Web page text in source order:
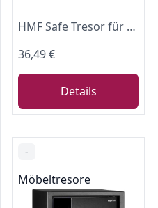
HMF Safe Tresor für Zuhause, Hotel oder Büro, Möbeltresor mit Zahlenschloss für DIN A5 Dokumente | 31 x 20 x 20 cm | Anthrazit
36,49 €
Details
-
Möbeltresore